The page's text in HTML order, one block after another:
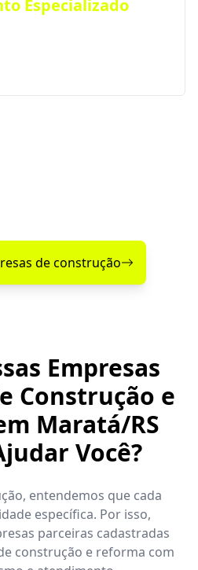
Especializado
de qualidade em
de construção
Empresas
Construção e
Maratá/RS
Você?
entendemos que cada
específica. Por isso,
parceiras cadastradas
construção e reforma com